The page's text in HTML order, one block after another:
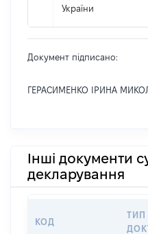
України
Документ підписано:
ГЕРАСИМЕНКО ІРИНА
Інші документи
декларування
КОД
ТИП